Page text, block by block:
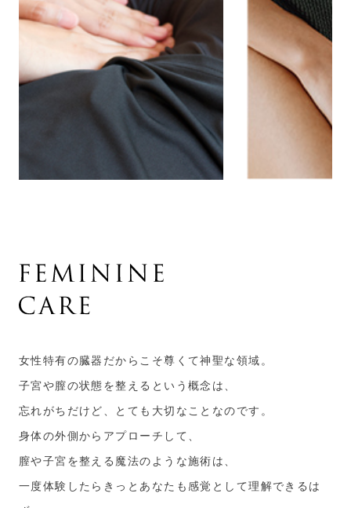
女性特有の臓器だからこそ尊くて神聖な領域。
子宮や膣の状態を整えるという概念は、
忘れがちだけど、とても大切なことなのです。
身体の外側からアプローチして、
膣や子宮を整える魔法のような施術は、
一度体験したらきっとあなたも感覚として理解できるは